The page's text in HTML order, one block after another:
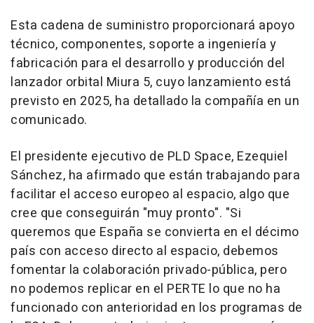
Esta cadena de suministro proporcionará apoyo
técnico, componentes, soporte a ingeniería y
fabricación para el desarrollo y producción del
lanzador orbital Miura 5, cuyo lanzamiento está
previsto en 2025, ha detallado la compañía en un
comunicado.
El presidente ejecutivo de PLD Space, Ezequiel
Sánchez, ha afirmado que están trabajando para
facilitar el acceso europeo al espacio, algo que
cree que conseguirán "muy pronto". "Si
queremos que España se convierta en el décimo
país con acceso directo al espacio, debemos
fomentar la colaboración privado-pública, pero
no podemos replicar en el PERTE lo que no ha
funcionado con anterioridad en los programas de